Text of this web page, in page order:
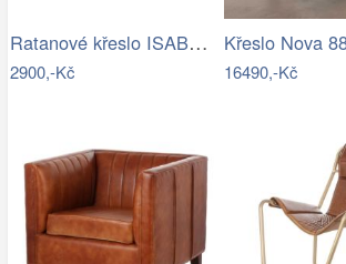
Ratanové křeslo ISABEL - tmavý med
2900,-Kč 16490,-Kč